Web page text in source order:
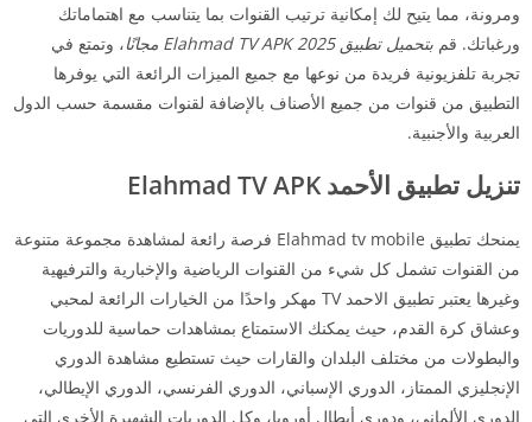
ومرونة، مما يتيح لك إمكانية ترتيب القنوات بما يتناسب مع اهتماماتك
ورغباتك. قم بتحميل تطبيق Elahmad TV APK 2025 مجانًا
، وتمتع في
تجربة تلفزيونية فريدة من نوعها مع جميع الميزات الرائعة التي يوفرها
التطبيق من قنوات من جميع الأصناف بالإضافة لقنوات مقسمة حسب الدول
العربية والأجنبية.
تنزيل تطبيق الأحمد Elahmad TV APK
يمنحك تطبيق Elahmad tv mobile فرصة رائعة لمشاهدة مجموعة متنوعة
من القنوات تشمل كل شيء من القنوات الرياضية والإخبارية والترفيهية
وغيرها يعتبر تطبيق الاحمد TV مهكر واحدًا من الخيارات الرائعة لمحبي
وعشاق كرة القدم، حيث يمكنك الاستمتاع بمشاهدات حماسية للدوريات
والبطولات من مختلف البلدان والقارات حيث تستطيع مشاهدة الدوري
الإنجليزي الممتاز، الدوري الإسباني، الدوري الفرنسي، الدوري الإيطالي،
الدوري الألماني، ودوري أبطال أوروبا، وكل الدوريات الشهيرة الأخرى التي